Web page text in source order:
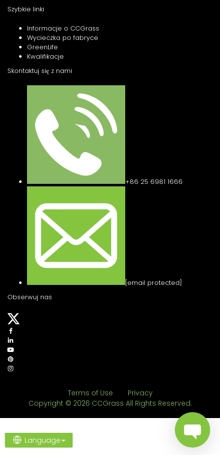
Szybkie linki
Informacje o CCGrass
Wycieczka po fabryce
GreenLife
Kwalifikacje
Skontaktuj się z nami
+86 25 6981 1666
[email protected]
Obserwuj nas
Terms of Use
Privacy
Copyright © 2026 CCGrass All Rights Reserved.
Language